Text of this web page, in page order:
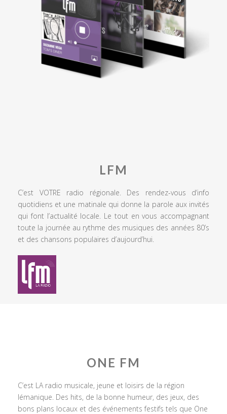
LFM
C’est VOTRE radio régionale. Des rendez-vous d’info
quotidiens et une matinale qui donne la parole aux invités
qui font l’actualité locale. Le tout en vous accompagnant
toute la journée au rythme des musiques des années 80’s
et des chansons populaires d’aujourd’hui.
ONE FM
C’est LA radio musicale, jeune et loisirs de la région
lémanique. Des hits, de la bonne humeur, des jeux, des
bons plans locaux et des événements festifs tels que One